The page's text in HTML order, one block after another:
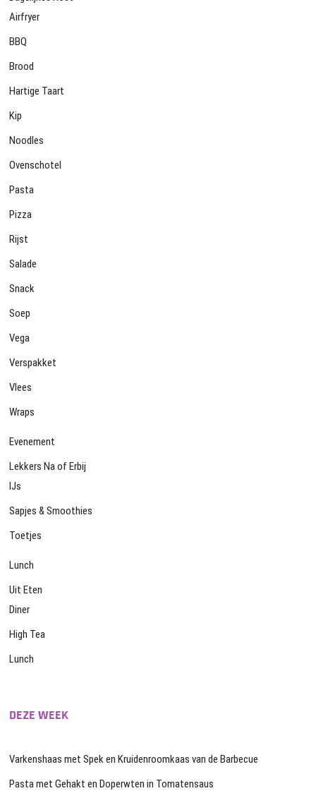
Airfryer
BBQ
Brood
Hartige Taart
Kip
Noodles
Ovenschotel
Pasta
Pizza
Rijst
Salade
Snack
Soep
Vega
Verspakket
Vlees
Wraps
Evenement
Lekkers Na of Erbij
IJs
Sapjes & Smoothies
Toetjes
Lunch
Uit Eten
Diner
High Tea
Lunch
DEZE WEEK
Varkenshaas met Spek en Kruidenroomkaas van de Barbecue
Pasta met Gehakt en Doperwten in Tomatensaus